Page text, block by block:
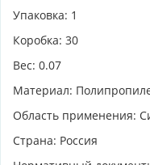
Упаковка: 1
Коробка: 30
Вес: 0.07
Материал:
Область применения:
Страна: Россия